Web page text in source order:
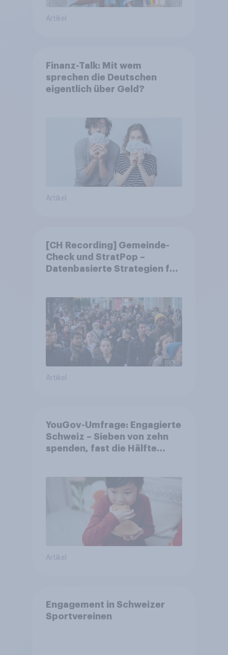
Artikel
Finanz-Talk: Mit wem
sprechen die Deutschen
eigentlich über Geld?
Artikel
[CH Recording] Gemeinde-
Check und StratPop –
Datenbasierte Strategien für
Artikel
YouGov-Umfrage: Engagierte
Schweiz – Sieben von zehn
spenden, fast die Hälfte
Artikel
Engagement in Schweizer
Sportvereinen